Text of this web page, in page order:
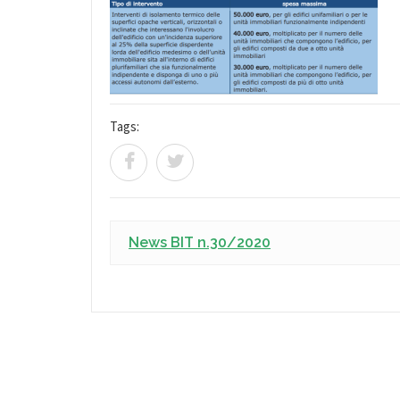
Tags:
News BIT n.30/2020